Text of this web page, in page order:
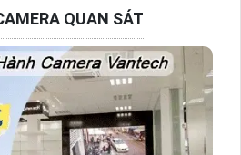
QUAN SÁT